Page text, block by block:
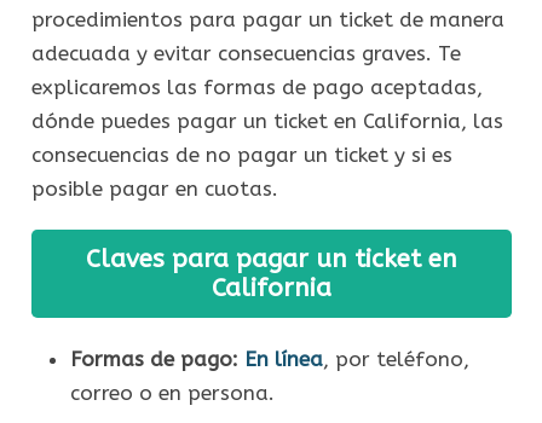
procedimientos para pagar un ticket de manera
adecuada y evitar consecuencias graves. Te
explicaremos las formas de pago aceptadas,
dónde puedes pagar un ticket en California, las
consecuencias de no pagar un ticket y si es
posible pagar en cuotas.
Claves para pagar un ticket en
California
Formas de pago: En línea, por teléfono,
correo o en persona.